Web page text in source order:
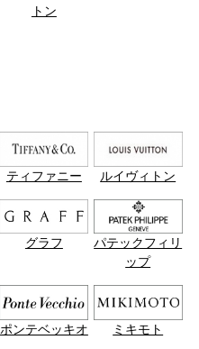
トン
ティファニー ルイヴィトン
グラフ
パテックフィリ
ップ
ポンテベッキオ ミキモト